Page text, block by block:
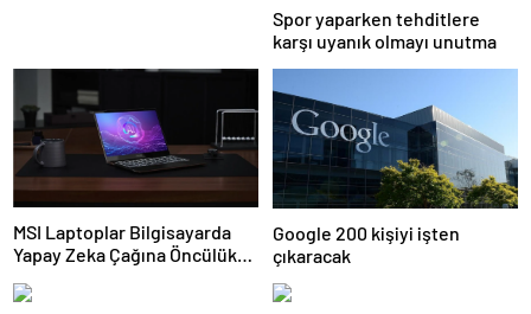
Spor yaparken tehditlere
karşı uyanık olmayı unutma
MSI Laptoplar Bilgisayarda
Yapay Zeka Çağına Öncülük
Google 200 kişiyi işten
çıkaracak